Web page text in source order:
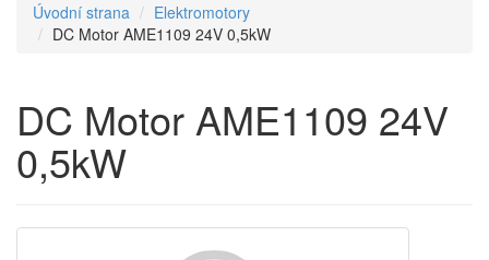
Úvodní strana
Elektromotory
DC Motor AME1109 24V 0,5kW
DC Motor AME1109 24V
0,5kW